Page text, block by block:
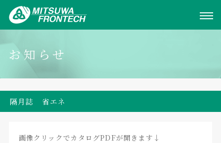
お知らせ
隔月誌 省エネ
画像クリックでカタログPDFが開きます↓